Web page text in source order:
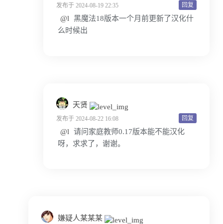
回复
发布于 2024-08-19 22:35
@l
黑魔法18版本一个月前更新了汉化什
么时候出
天贤
回复
发布于 2024-08-22 16:08
@l
请问家庭教师0.17版本能不能汉化
呀，求求了，谢谢。
嫌疑人某某某